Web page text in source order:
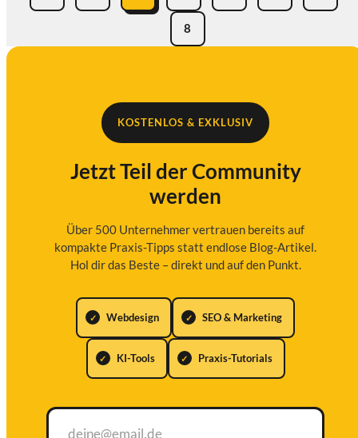
8
KOSTENLOS & EXKLUSIV
Jetzt Teil der Community
werden
Über 500 Unternehmer vertrauen bereits auf
kompakte Praxis-Tipps statt endlose Blog-Artikel.
Hol dir das Beste – direkt und auf den Punkt.
Webdesign SEO & Marketing
KI-Tools Praxis-Tutorials